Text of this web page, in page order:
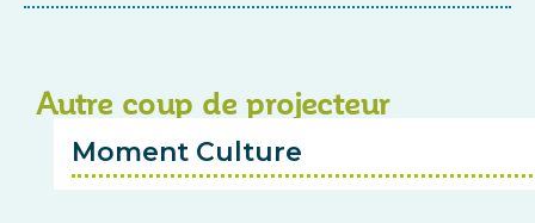
Autre coup de projecteur